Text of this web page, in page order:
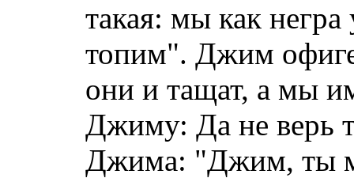
такая: мы как
топим". Джим
они и тащат, а мы
Джиму: Да не верь
Джима: "Джим, ты